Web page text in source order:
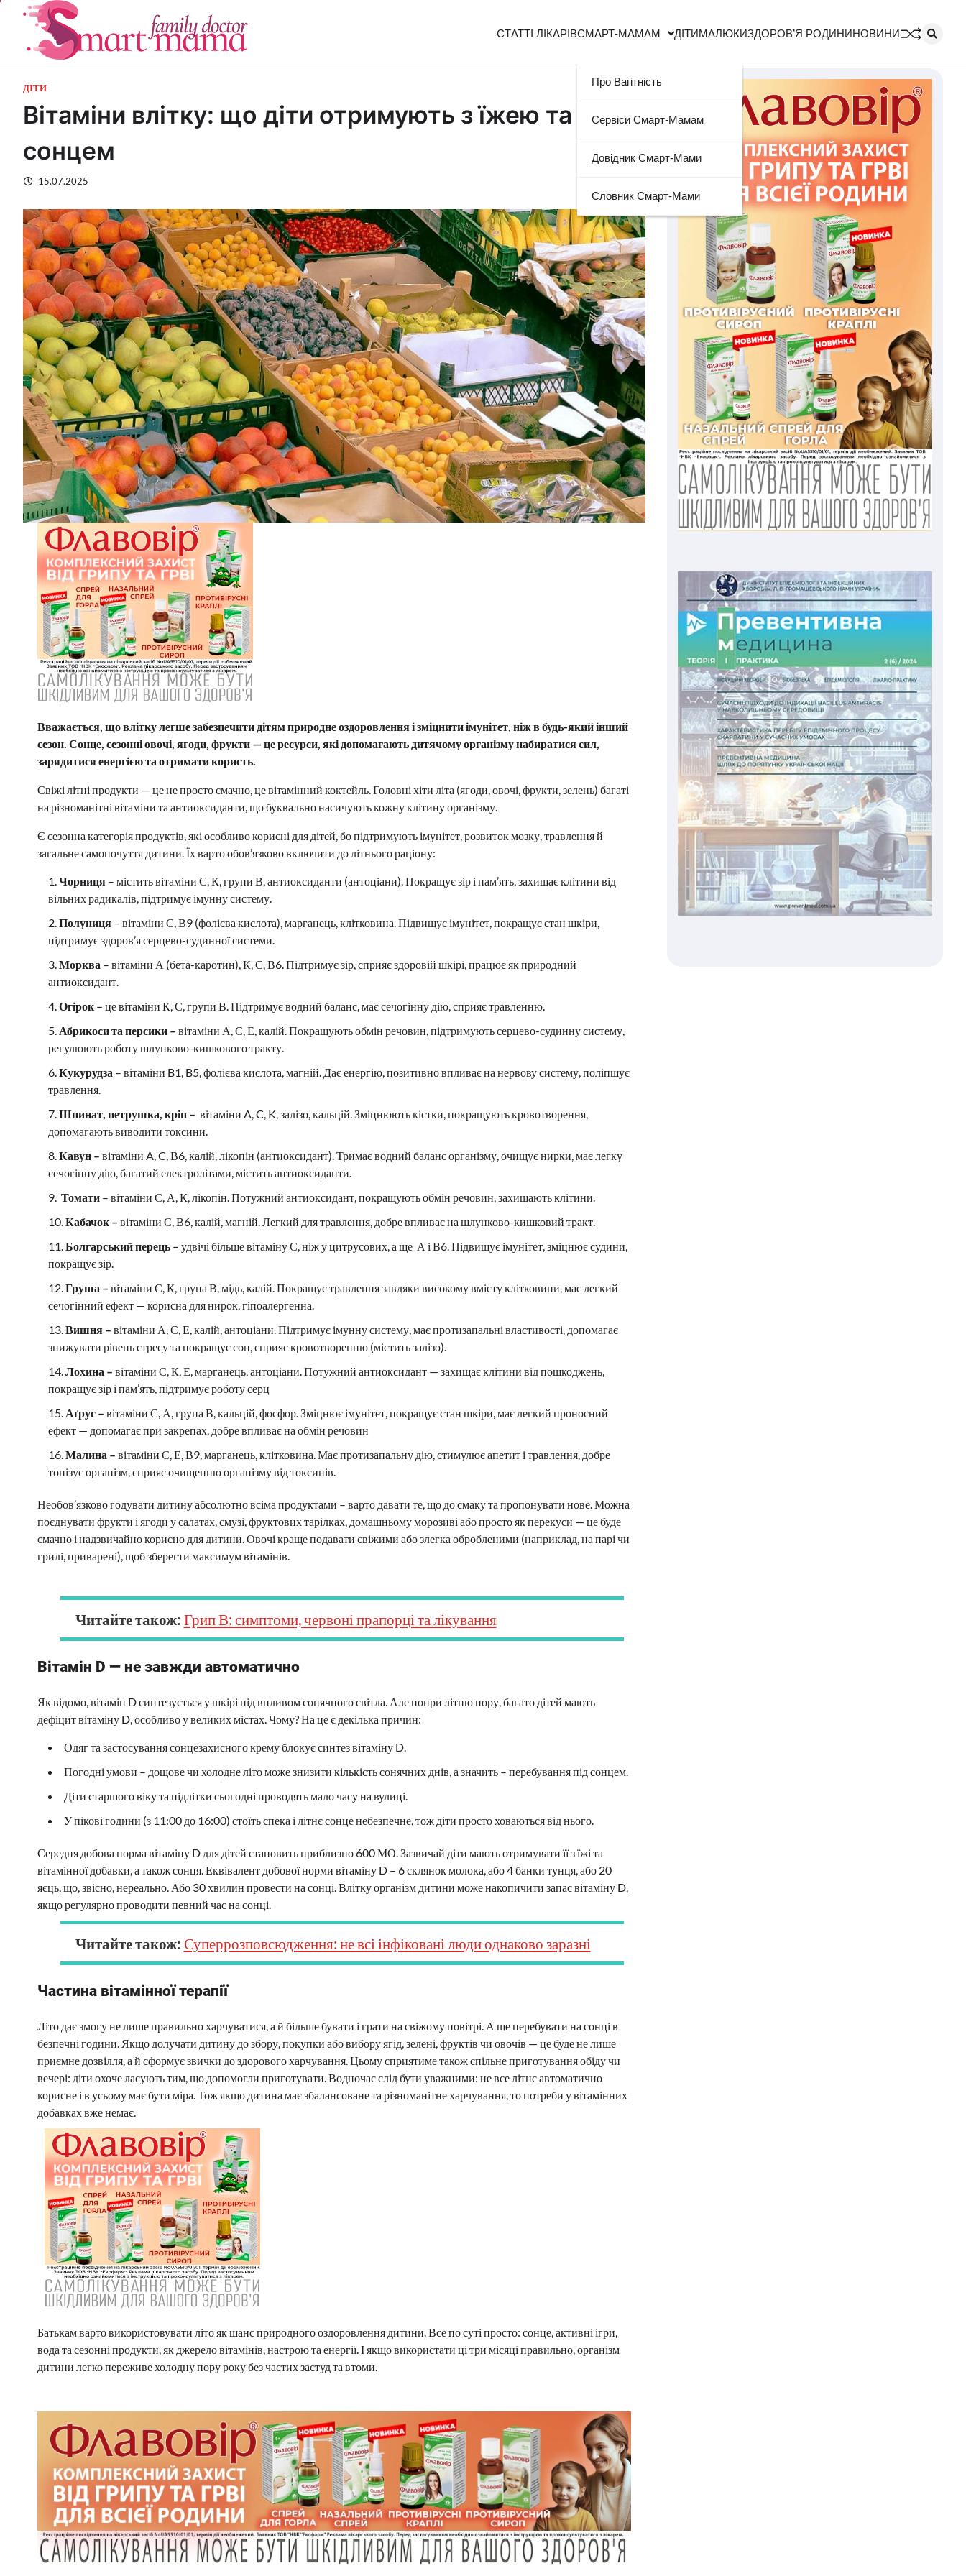
Перейти
СТАТТІ ЛІКАРІВСМАРТ-МАМАМ
Про Вагітність
Сервіси Смарт-Мамам
Довідник Смарт-Мами
Словник Смарт-Мами
ДІТИМАЛЮКИЗДОРОВ’Я РОДИНИНОВИНИ
ДІТИ
Вітаміни влітку: що діти отримують з їжею та
сонцем
15.07.2025
Вважається, що влітку легше забезпечити дітям природне оздоровлення і зміцнити імунітет, ніж в будь-який інший
сезон. Сонце, сезонні овочі, ягоди, фрукти — це ресурси, які допомагають дитячому організму набиратися сил,
зарядитися енергією та отримати користь.
Свіжі літні продукти — це не просто смачно, це вітамінний коктейль. Головні хіти літа (ягоди, овочі, фрукти, зелень) багаті
на різноманітні вітаміни та антиоксиданти, що буквально насичують кожну клітину організму.
Є сезонна категорія продуктів, які особливо корисні для дітей, бо підтримують імунітет, розвиток мозку, травлення й
загальне самопочуття дитини. Їх варто обов’язково включити до літнього раціону:
Чорниця – містить вітаміни С, К, групи В, антиоксиданти (антоціани). Покращує зір і пам’ять, захищає клітини від
вільних радикалів, підтримує імунну систему.
Полуниця – вітаміни С, В9 (фолієва кислота), марганець, клітковина. Підвищує імунітет, покращує стан шкіри,
підтримує здоров’я серцево-судинної системи.
Морква – вітаміни А (бета-каротин), К, С, В6. Підтримує зір, сприяє здоровій шкірі, працює як природний
антиоксидант.
Огірок – це вітаміни К, С, групи В. Підтримує водний баланс, має сечогінну дію, сприяє травленню.
Абрикоси та персики – вітаміни А, С, Е, калій. Покращують обмін речовин, підтримують серцево-судинну систему,
регулюють роботу шлунково-кишкового тракту.
Кукурудза – вітаміни B1, B5, фолієва кислота, магній. Дає енергію, позитивно впливає на нервову систему, поліпшує
травлення.
Шпинат, петрушка, кріп – вітаміни A, C, K, залізо, кальцій. Зміцнюють кістки, покращують кровотворення,
допомагають виводити токсини.
Кавун – вітаміни A, C, В6, калій, лікопін (антиоксидант). Тримає водний баланс організму, очищує нирки, має легку
сечогінну дію, багатий електролітами, містить антиоксиданти.
Томати – вітаміни С, А, К, лікопін. Потужний антиоксидант, покращують обмін речовин, захищають клітини.
Кабачок – вітаміни С, В6, калій, магній. Легкий для травлення, добре впливає на шлунково-кишковий тракт.
Болгарський перець – удвічі більше вітаміну С, ніж у цитрусових, а ще А і В6. Підвищує імунітет, зміцнює судини,
покращує зір.
Груша – вітаміни С, К, група В, мідь, калій. Покращує травлення завдяки високому вмісту клітковини, має легкий
сечогінний ефект — корисна для нирок, гіпоалергенна.
Вишня – вітаміни А, С, Е, калій, антоціани. Підтримує імунну систему, має протизапальні властивості, допомагає
знижувати рівень стресу та покращує сон, сприяє кровотворенню (містить залізо).
Лохина – вітаміни С, К, Е, марганець, антоціани. Потужний антиоксидант — захищає клітини від пошкоджень,
покращує зір і пам’ять, підтримує роботу серц
Аґрус – вітаміни С, А, група В, кальцій, фосфор. Зміцнює імунітет, покращує стан шкіри, має легкий проносний
ефект — допомагає при закрепах, добре впливає на обмін речовин
Малина – вітаміни С, Е, В9, марганець, клітковина. Має протизапальну дію, стимулює апетит і травлення, добре
тонізує організм, сприяє очищенню організму від токсинів.
Необов’язково годувати дитину абсолютно всіма продуктами – варто давати те, що до смаку та пропонувати нове. Можна
поєднувати фрукти і ягоди у салатах, смузі, фруктових тарілках, домашньому морозиві або просто як перекуси — це буде
смачно і надзвичайно корисно для дитини. Овочі краще подавати свіжими або злегка обробленими (наприклад, на парі чи
грилі, приварені), щоб зберегти максимум вітамінів.
Читайте також: Грип В: симптоми, червоні прапорці та лікування
Вітамін D — не завжди автоматично
Як відомо, вітамін D синтезується у шкірі під впливом сонячного світла. Але попри літню пору, багато дітей мають
дефіцит вітаміну D, особливо у великих містах. Чому? На це є декілька причин:
Одяг та застосування сонцезахисного крему блокує синтез вітаміну D.
Погодні умови – дощове чи холодне літо може знизити кількість сонячних днів, а значить – перебування під сонцем.
Діти старшого віку та підлітки сьогодні проводять мало часу на вулиці.
У пікові години (з 11:00 до 16:00) стоїть спека і літнє сонце небезпечне, тож діти просто ховаються від нього.
Середня добова норма вітаміну D для дітей становить приблизно 600 МО. Зазвичай діти мають отримувати її з їжі та
вітамінної добавки, а також сонця. Еквівалент добової норми вітаміну D – 6 склянок молока, або 4 банки тунця, або 20
яєць, що, звісно, нереально. Або 30 хвилин провести на сонці. Влітку організм дитини може накопичити запас вітаміну D,
якщо регулярно проводити певний час на сонці.
Читайте також: Суперрозповсюдження: не всі інфіковані люди однаково заразні
Частина вітамінної терапії
Літо дає змогу не лише правильно харчуватися, а й більше бувати і грати на свіжому повітрі. А ще перебувати на сонці в
безпечні години. Якщо долучати дитину до збору, покупки або вибору ягід, зелені, фруктів чи овочів — це буде не лише
приємне дозвілля, а й сформує звички до здорового харчування. Цьому сприятиме також спільне приготування обіду чи
вечері: діти охоче ласують тим, що допомогли приготувати. Водночас слід бути уважними: не все літнє автоматично
корисне і в усьому має бути міра. Тож якщо дитина має збалансоване та різноманітне харчування, то потреби у вітамінних
добавках вже немає.
Батькам варто використовувати літо як шанс природного оздоровлення дитини. Все по суті просто: сонце, активні ігри,
вода та сезонні продукти, як джерело вітамінів, настрою та енергії. І якщо використати ці три місяці правильно, організм
дитини легко переживе холодну пору року без частих застуд та втоми.